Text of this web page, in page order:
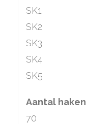
SK1
SK2
SK3
SK4
SK5
Aantal haken
70